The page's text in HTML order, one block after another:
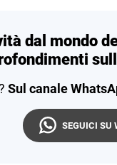
dal mondo
Sul canale
SEGUICI SU